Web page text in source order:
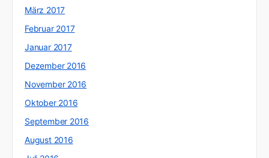
März 2017
Februar 2017
Januar 2017
Dezember 2016
November 2016
Oktober 2016
September 2016
August 2016